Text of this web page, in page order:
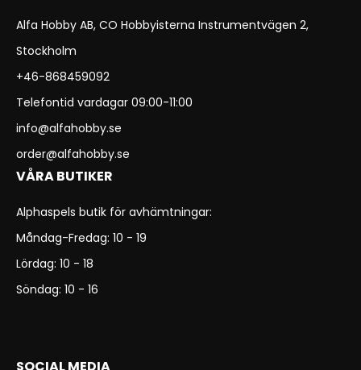
Alfa Hobby AB, CO Hobbyisterna Instrumentvägen 2,
Stockholm
+46-868459092
Telefontid vardagar 09:00-11:00
info@alfahobby.se
order@alfahobby.se
VÅRA BUTIKER
Alphaspels butik för avhämtningar:
Måndag-Fredag: 10 - 19
Lördag: 10 - 18
Söndag: 10 - 16